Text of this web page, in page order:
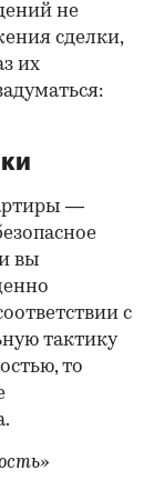
не
сделки,
их
—
вы
с
тактику
то